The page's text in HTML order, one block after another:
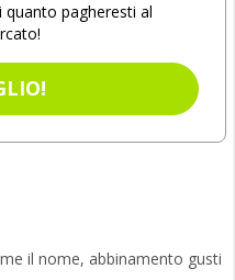
pagheresti al
il nome, abbinamento gusti